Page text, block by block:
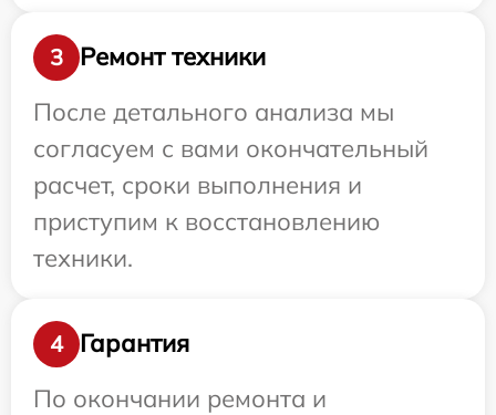
3
Ремонт техники
После детального анализа мы
согласуем с вами окончательный
расчет, сроки выполнения и
приступим к восстановлению
техники.
4
Гарантия
По окончании ремонта и